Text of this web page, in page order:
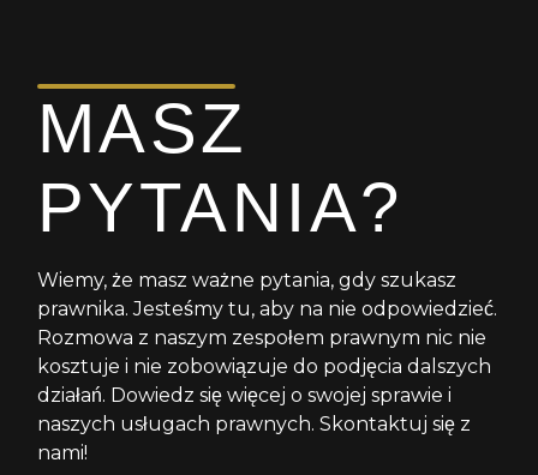
MASZ
PYTANIA?
Wiemy, że masz ważne pytania, gdy szukasz
prawnika. Jesteśmy tu, aby na nie odpowiedzieć.
Rozmowa z naszym zespołem prawnym nic nie
kosztuje i nie zobowiązuje do podjęcia dalszych
działań. Dowiedz się więcej o swojej sprawie i
naszych usługach prawnych. Skontaktuj się z
nami!